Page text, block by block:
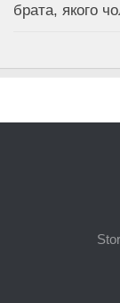
брата, якого